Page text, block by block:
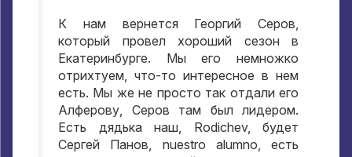
К нам вернется Георгий Серов,
который провел хороший сезон в
Екатеринбурге. Мы его немножко
отрихтуем, что-то интересное в нем
есть. Мы же не просто так отдали его
Алферову, Серов там был лидером.
Есть дядька наш, Rodichev, будет
Сергей Панов, nuestro alumno, есть